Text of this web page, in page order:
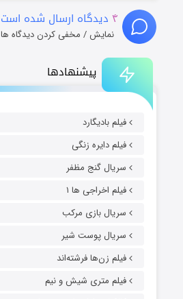
پیشنهادها
فیلم بادیگارد
فیلم دایره زنگی
سریال گنج مظفر
فیلم اخراجی ها ۱
سریال بازی مرکب
سریال پوست شیر
فیلم زن‌ها فرشته‌اند
فیلم متری شیش و نیم
۴ دیدگاه ارسال شده است
نمایش / مخفی کردن دیدگاه ها